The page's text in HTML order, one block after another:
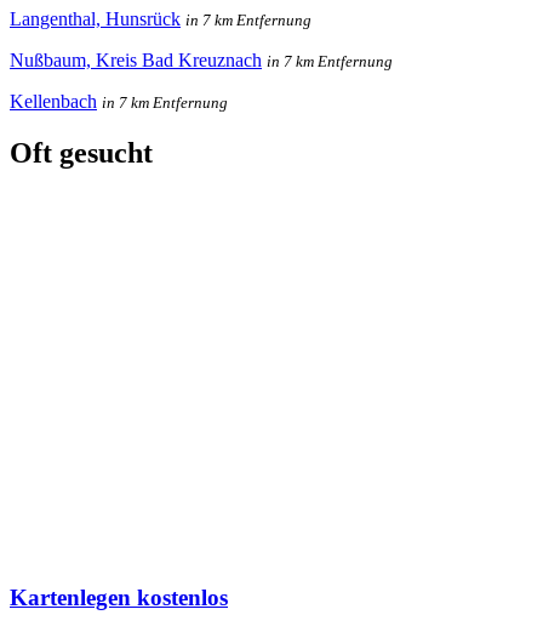
Langenthal, Hunsrück in 7 km Entfernung
Nußbaum, Kreis Bad Kreuznach in 7 km Entfernung
Kellenbach in 7 km Entfernung
Oft gesucht
Kartenlegen kostenlos